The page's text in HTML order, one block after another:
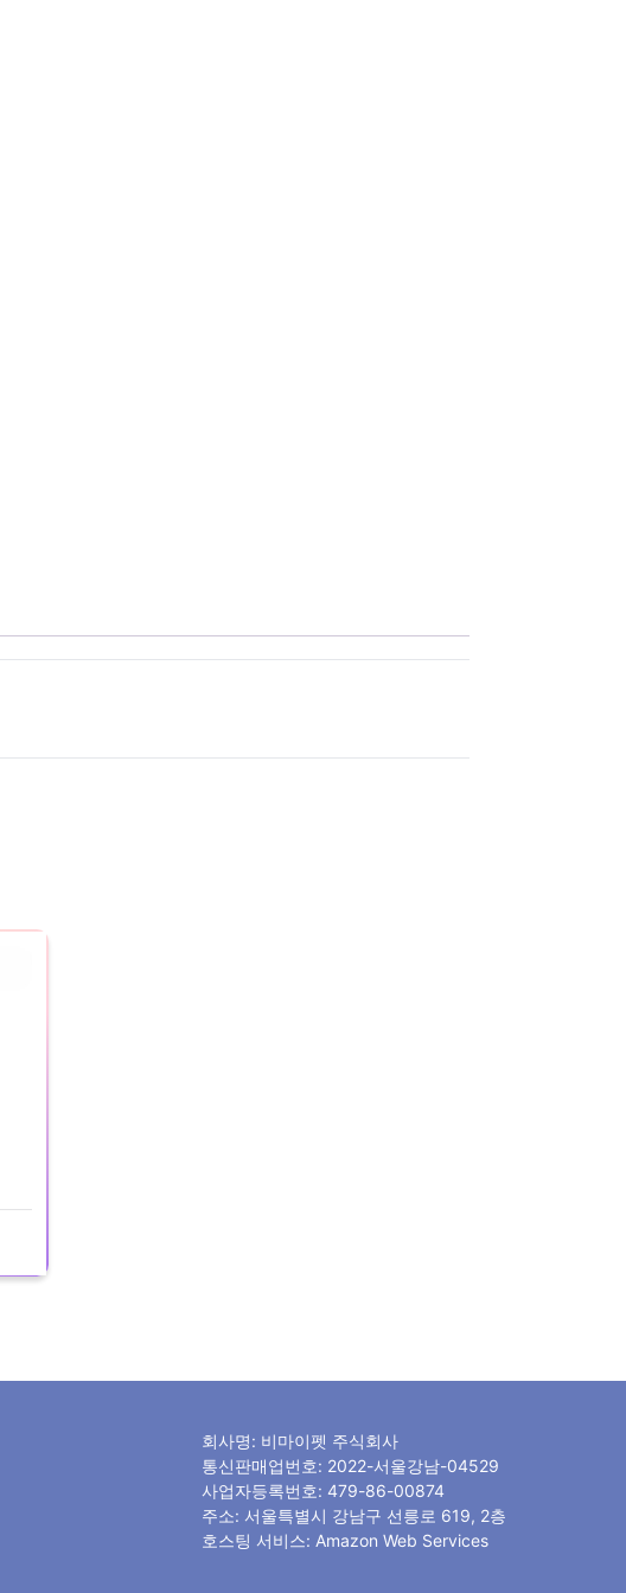
회사명: 비마이펫 주식회사
통신판매업번호: 2022-서울강남-04529
사업자등록번호: 479-86-00874
주소: 서울특별시 강남구 선릉로 619, 2층
호스팅 서비스: Amazon Web Services